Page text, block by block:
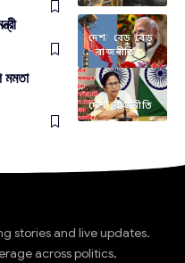
দেশ
বেড়ু বেড়ু
রাজনীতি
দেশ রাজনীতি
মমতা
stories and live updates.
across politics,